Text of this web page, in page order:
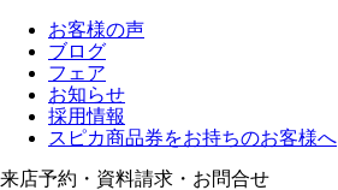
お客様の声
ブログ
フェア
お知らせ
採用情報
スピカ商品券をお持ちのお客様へ
来店予約・資料請求・お問合せ